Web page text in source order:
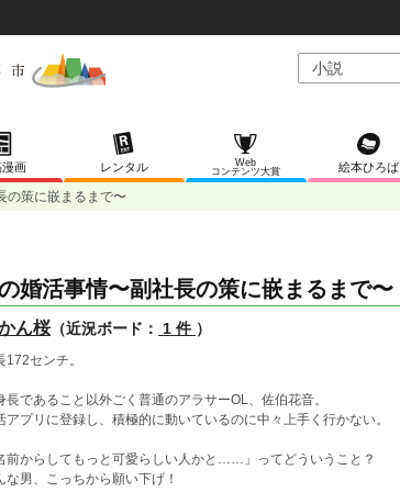
画 レンタル
Web
コンテンツ大賞
絵本ひろば
の策に嵌まるまで〜
婚活事情〜副社長の策に嵌まるまで〜
ん桜（近況ボード： 1 件 ）
172センチ。
長であること以外ごく普通のアラサーOL、佐伯花音。
アプリに登録し、積極的に動いているのに中々上手く行かない。
前からしてもっと可愛らしい人かと……」ってどういうこと？
な男、こっちから願い下げ！